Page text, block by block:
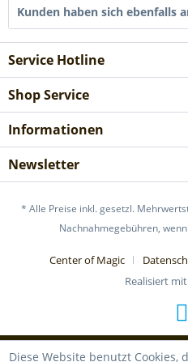
Kunden haben sich ebenfalls
Service Hotline
Shop Service
Informationen
Newsletter
* Alle Preise inkl. gesetzl.
Nachnahmegebühren,
Center of Magic
Realisiert
Diese Website benutzt